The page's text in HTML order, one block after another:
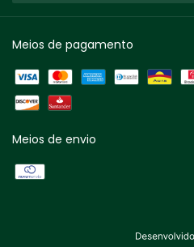
Meios de pagamento
Meios de envio